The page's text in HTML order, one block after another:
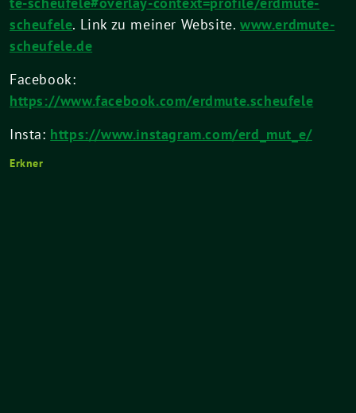
scheufele. Link zu meiner Website.www.erdmute-
scheufele.de
Facebook:
https://www.facebook.com/erdmute.scheufele
Insta: https://www.instagram.com/erd_mut_e/
Erkner